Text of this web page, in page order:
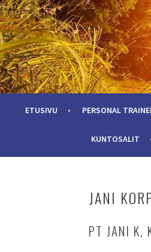
ETUSIVU PERSONAL
KUNTOSALIT
JANI
PT JANI K,